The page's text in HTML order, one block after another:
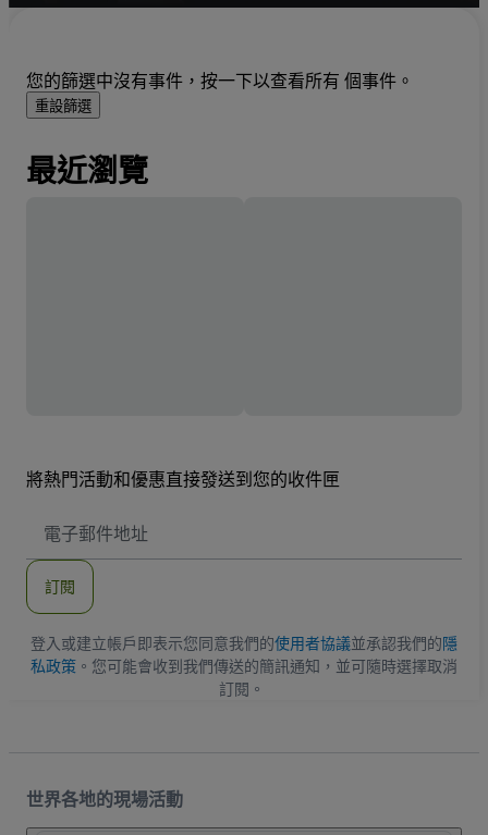
您的篩選中沒有事件，按一下以查看所有 個事件。
重設篩選
最近瀏覽
將熱門活動和優惠直接發送到您的收件匣
子
地
訂閱
登入或建立帳戶即表示您同意我們的使用者協議並承認我們的隱
私政策 。您可能會收到我們傳送的簡訊通知，並可隨時選擇取消
訂閱。
世界各地的現場活動